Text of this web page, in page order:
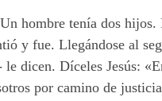
Un hombre tenía dos
y fue. Llegándose al
dicen. Díceles Jesús:
por camino de